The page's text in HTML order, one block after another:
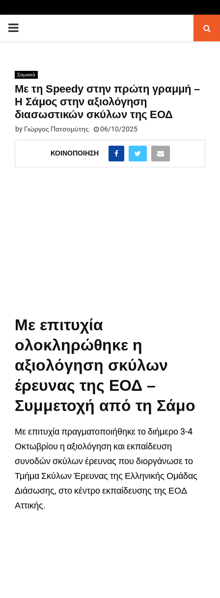
PRIMARY
Σαμιακά
Με τη Speedy στην πρώτη γραμμή –
Η Σάμος στην αξιολόγηση
διασωστικών σκύλων της ΕΟΔ
by Γιώργος Πατσομύτης 06/10/2025
ΚΟΙΝΟΠΟΊΗΣΗ
Με επιτυχία
ολοκληρώθηκε η
αξιολόγηση σκύλων
έρευνας της ΕΟΔ –
Συμμετοχή από τη Σάμο
Με επιτυχία πραγματοποιήθηκε το διήμερο 3-4
Οκτωβρίου η αξιολόγηση και εκπαίδευση
συνοδών σκύλων έρευνας που διοργάνωσε το
Τμήμα Σκύλων Έρευνας της Ελληνικής Ομάδας
Διάσωσης, στο κέντρο εκπαίδευσης της ΕΟΔ
Αττικής.